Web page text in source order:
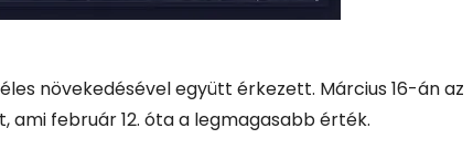
növekedésével együtt érkezett. Március 16-án az
február 12. óta a legmagasabb érték.